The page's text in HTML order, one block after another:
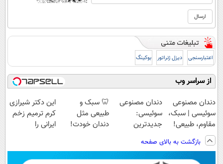
اعتبارسنجی دیزل ژنراتور بوکینگ
از سراسر وب
دندان مصنوعی
سوئیسی | سبک،
مقاوم، طبیعی!
ویزیت
رایگان+پرداخت
اقساطی😍
دندان مصنوعی
سوئیسی:
جدیدترین
سبک و مقاوم |
پرداخت قسطی
🦷 سبک و
طبیعی مثل
دندان خودت!
💳 📍 تهران
این دکتر شیرازی
کرم ترمیم زخم
ایرانی را
بازگشت به بالای صفحه